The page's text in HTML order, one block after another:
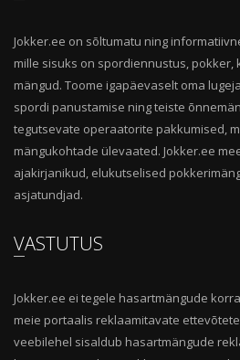
Jokker.ee on sõltumatu ning
mille sisuks on spordiennustus, pokker,
mängud. Toome igapäevaselt oma
spordi panustamise ning teiste
tegutsevate operaatorite pakkumised,
mängukohtade ülevaated. Jokker.ee
ajakirjanikud, elukutselised
asjatundjad.
VASTUTUS
Jokker.ee ei tegele hasartmängude
meie portaalis reklaamitavate
veebilehel sisaldub hasartmängude